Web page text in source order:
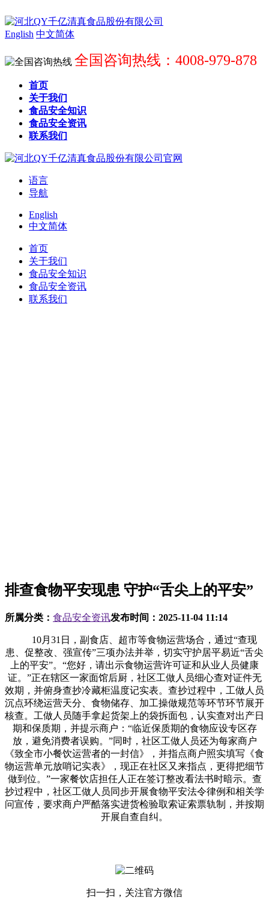
English 中文简体
全国咨询热线：4008-979-878
首页
关于我们
食品安全知识
食品安全资讯
联系我们
语言
导航
English
中文简体
首页
关于我们
食品安全知识
食品安全资讯
联系我们
排查食物平安现患 守护“舌尖上的平安”
所属分类： 食品安全资讯发布时间： 2025-11-04 11:14
10月31日，副食店、超市等食物运营场合，通过“查现
患、促整改、强宣传”三项办法并举，切实守护居平易近“舌尖
上的平安”。“您好，请出示食物运营许可证和从业人员健康
证。”正在辖区一家面馆后厨，社区工做人员细心查对证件无
效期，并俯身查抄冷藏柜温度记实表。查抄过程中，工做人员
沉点环绕运营天分、食物储存、加工操做规范等环节环节展开
核查。工做人员随手拿起货架上的袋拆面包，认实查对出产日
期和保质期，并提示商户：“临近保质期的食物应设专区存
放，避免消费者误购。”同时，社区工做人员还为每家商户
《致全市小餐饮运营者的一封信》，并指点商户照实填写《食
物运营单元放哨记实表》，现正在社区又来指点，更得把细节
做到位。”一家餐饮店担任人正在签订整改看法书时暗示。查
抄过程中，社区工做人员同步开展食物平安法令律例和相关学
问宣传，要求商户严酷落实进货检验取索证索票轨制，并按期
开展自查自纠。
扫一扫，关注官方微信